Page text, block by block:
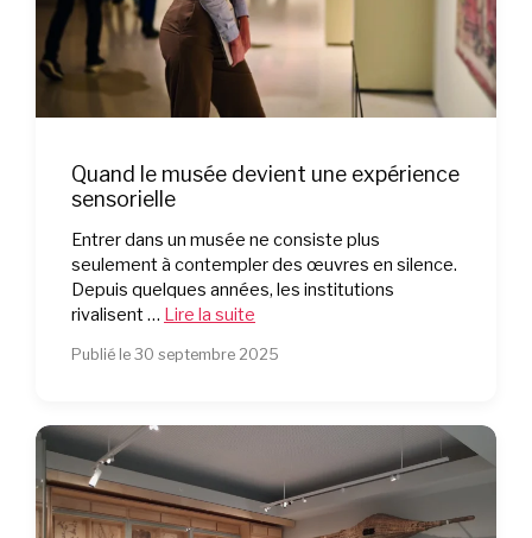
Quand le musée devient une expérience
sensorielle
Entrer dans un musée ne consiste plus
seulement à contempler des œuvres en silence.
Depuis quelques années, les institutions
rivalisent … Lire la suite
Publié le 30 septembre 2025